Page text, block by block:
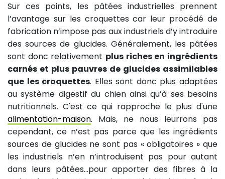
Sur ces points, les pâtées industrielles prennent
l’avantage sur les croquettes car leur procédé de
fabrication n’impose pas aux industriels d’y introduire
des sources de glucides. Généralement, les pâtées
sont donc relativement plus riches en ingrédients
carnés et plus pauvres de glucides assimilables
que les croquettes. Elles sont donc plus adaptées
au système digestif du chien ainsi qu’à ses besoins
nutritionnels. C'est ce qui rapproche le plus d'une
alimentation-maison. Mais, ne nous leurrons pas
cependant, ce n’est pas parce que les ingrédients
sources de glucides ne sont pas « obligatoires » que
les industriels n’en n’introduisent pas pour autant
dans leurs pâtées…pour apporter des fibres à la